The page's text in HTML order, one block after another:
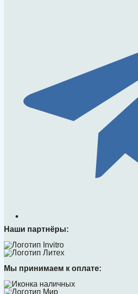
Наши партнёры:
Мы принимаем к оплате: